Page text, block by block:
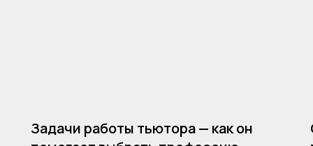
Задачи работы тьютора — как он